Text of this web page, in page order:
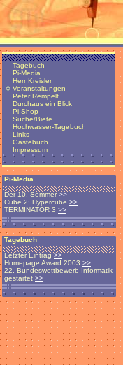
Tagebuch
Pi-Media
Herr Kreisler
Veranstaltungen
Peter Rempelt
Durchaus ein Blick
Pi-Shop
Suche/Biete
Hochwasser-Tagebuch
Links
Gästebuch
Impressum
Pi-Media
Der 10. Sommer >>
Cube 2: Hypercube >>
TERMINATOR 3 >>
Tagebuch
Letzter Eintrag>>
Homepage Award 2003 >>
22. Bundeswettbewerb Informatik
gestartet >>